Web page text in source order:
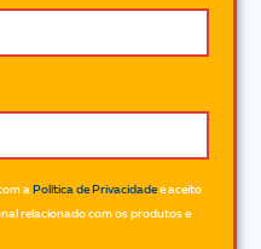
a Política de Privacidadee aceito
relacionado com os produtos e